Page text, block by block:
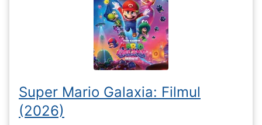
Super Mario Galaxia: Filmul
(2026)